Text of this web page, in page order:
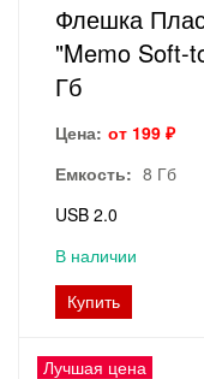
Флешка
"Memo Soft-
Гб
Цена: от 199 ₽
Емкость: 8 Гб
USB 2.0
В наличии
Купить
Лучшая цена